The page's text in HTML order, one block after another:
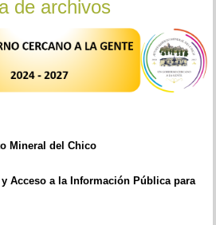
de archivos
Mineral del Chico
y Acceso a la Información Pública para